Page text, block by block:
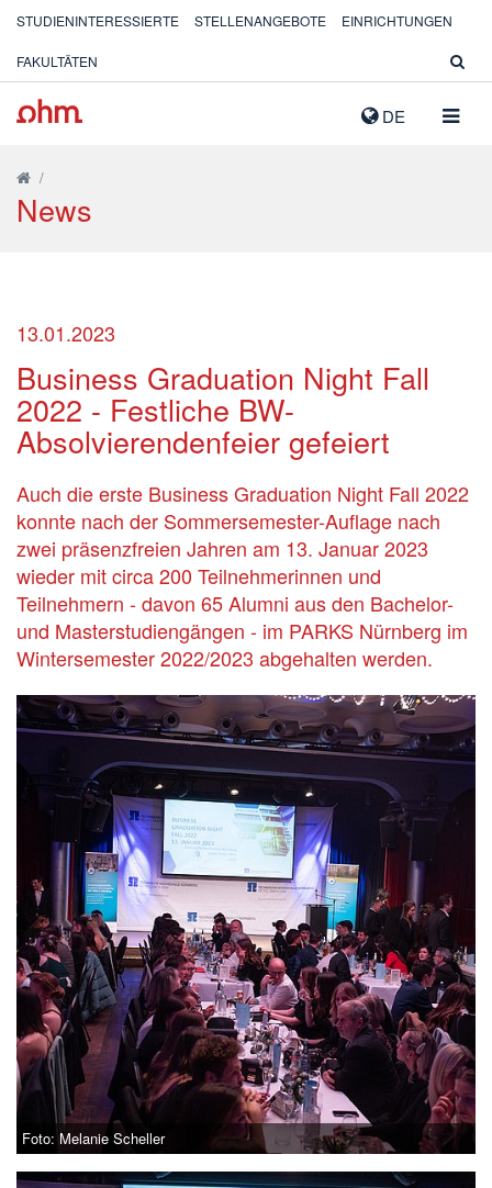
DE
STUDIENINTERESSIERTE STELLENANGEBOTE EINRICHTUNGEN
FAKULTÄTEN
/
News
13.01.2023
Business Graduation Night Fall
2022 - Festliche BW-
Absolvierendenfeier gefeiert
Auch die erste Business Graduation Night Fall 2022
konnte nach der Sommersemester-Auflage nach
zwei präsenzfreien Jahren am 13. Januar 2023
wieder mit circa 200 Teilnehmerinnen und
Teilnehmern - davon 65 Alumni aus den Bachelor-
und Masterstudiengängen - im PARKS Nürnberg im
Wintersemester 2022/2023 abgehalten werden.
Foto: Melanie Scheller